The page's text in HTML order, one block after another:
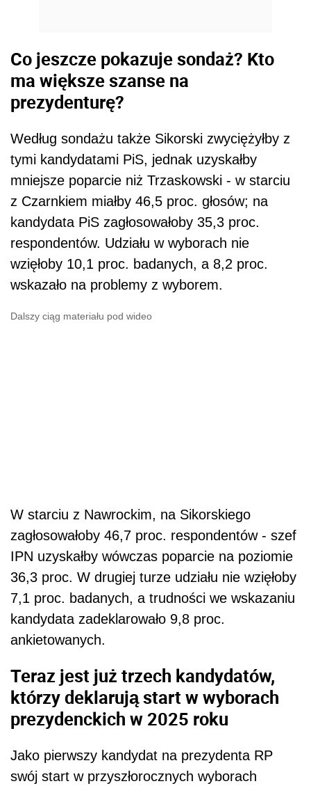
Co jeszcze pokazuje sondaż? Kto
ma większe szanse na
prezydenturę?
Według sondażu także Sikorski zwyciężyłby z
tymi kandydatami PiS, jednak uzyskałby
mniejsze poparcie niż Trzaskowski - w starciu
z Czarnkiem miałby 46,5 proc. głosów; na
kandydata PiS zagłosowałoby 35,3 proc.
respondentów. Udziału w wyborach nie
wzięłoby 10,1 proc. badanych, a 8,2 proc.
wskazało na problemy z wyborem.
Dalszy ciąg materiału pod wideo
W starciu z Nawrockim, na Sikorskiego
zagłosowałoby 46,7 proc. respondentów - szef
IPN uzyskałby wówczas poparcie na poziomie
36,3 proc. W drugiej turze udziału nie wzięłoby
7,1 proc. badanych, a trudności we wskazaniu
kandydata zadeklarowało 9,8 proc.
ankietowanych.
Teraz jest już trzech kandydatów,
którzy deklarują start w wyborach
prezydenckich w 2025 roku
Jako pierwszy kandydat na prezydenta RP
swój start w przyszłorocznych wyborach